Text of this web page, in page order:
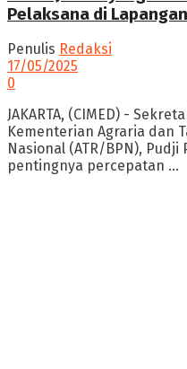
Pelaksana di Lapangan
Penulis Redaksi
17/05/2025
0
JAKARTA, (CIMED) -
Kementerian Agraria dan
Nasional (ATR/BPN),
pentingnya percepatan ...